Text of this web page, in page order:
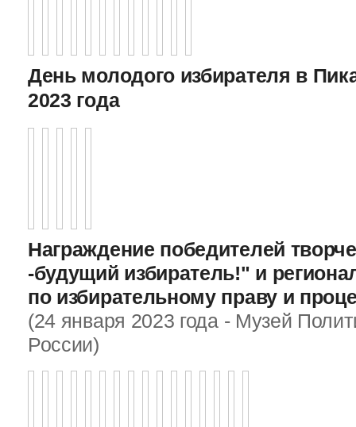
День молодого избирателя в
2023 года
Награждение победителей
-будущий избиратель!" и
по избирательному праву и
(24 января 2023 года - Музей
России)